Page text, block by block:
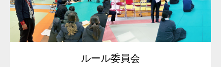
ルール委員会